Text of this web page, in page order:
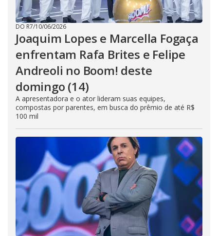
DO R7/10/06/2026
Joaquim Lopes e Marcella Fogaça
enfrentam Rafa Brites e Felipe
Andreoli no Boom! deste
domingo (14)
A apresentadora e o ator lideram suas equipes,
compostas por parentes, em busca do prêmio de até R$
100 mil